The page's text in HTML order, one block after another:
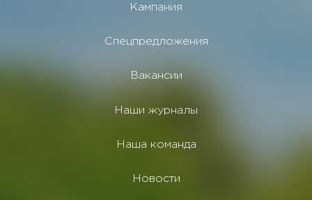
Кампания
Спецпредложения
Вакансии
Наши журналы
Наша команда
Новости